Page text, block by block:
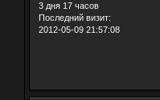
3 дня 17 часов
Последний визит:
2012-05-09 21:57:08